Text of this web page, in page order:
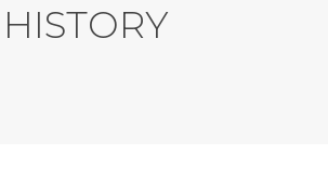
HISTORY